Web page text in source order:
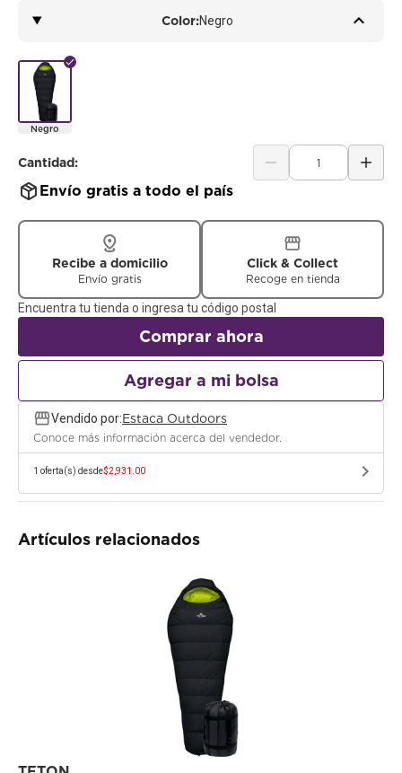
Color:Negro keyboard_arrow_up
check
Negro
Cantidad: remove add
Envío gratis a todo el país
Recibe a domicilio
Envío gratis
Click & Collect
Recoge en tienda
Encuentra tu tienda o ingresa tu código postal
Comprar ahora
Agregar a mi bolsa
storefrontVendido por:Estaca Outdoors
Conoce más información acerca del vendedor.
1 oferta(s) desde$2,931.00 chevron_right
Artículos relacionados